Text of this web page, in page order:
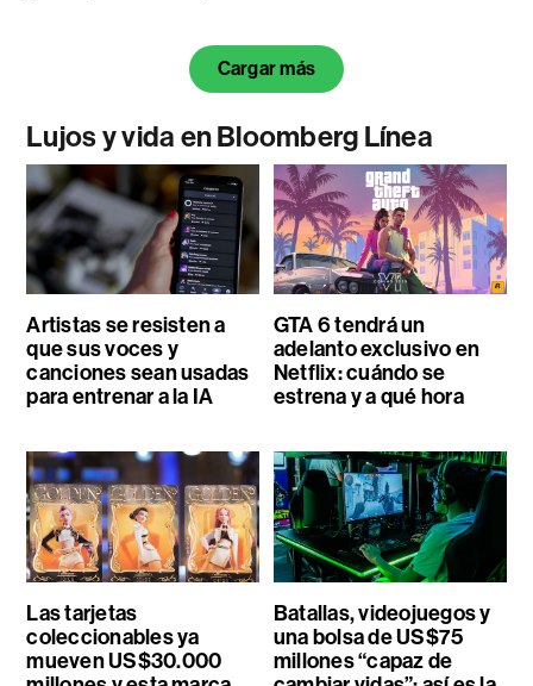
Cargar más
Lujos y vida en Bloomberg Línea
Artistas se resisten a
que sus voces y
canciones sean usadas
para entrenar a la IA
GTA 6 tendrá un
adelanto exclusivo en
Netflix: cuándo se
estrena y a qué hora
Las tarjetas
coleccionables ya
mueven US$30.000
Batallas, videojuegos y
una bolsa de US$75
millones “capaz de